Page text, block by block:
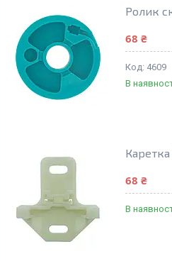
Ролик
68 ₴
4609
В
68 ₴
В